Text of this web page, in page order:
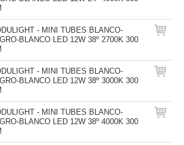
- MINI TUBES BLANCO-
BLANCO LED 12W 38º 2700K 300
- MINI TUBES BLANCO-
BLANCO LED 12W 38º 3000K 300
- MINI TUBES BLANCO-
BLANCO LED 12W 38º 4000K 300